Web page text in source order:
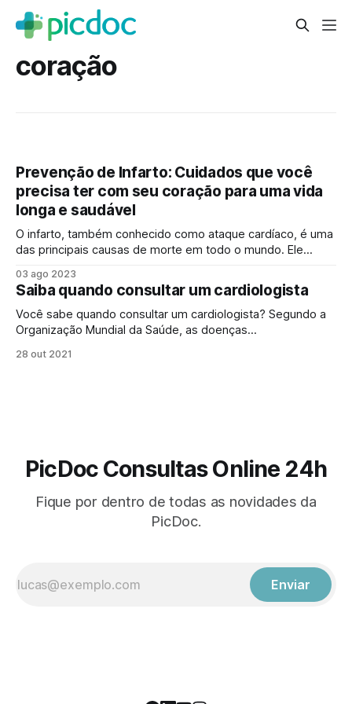
coração
Prevenção de Infarto: Cuidados que você
precisa ter com seu coração para uma vida
longa e saudável
O infarto, também conhecido como ataque cardíaco, é uma
das principais causas de morte em todo o mundo. Ele
do coração fica obstruída, interrompendo o fluxo sanguíneo
e causando danos ao tecido cardíaco. O infarto é uma
condição séria e muitas
03 ago 2023
Saiba quando consultar um cardiologista
Você sabe quando consultar um cardiologista? Segundo a
Organização Mundial da Saúde, as doenças
mundo, correspondendo a 31% dos óbitos. No entanto, a
28 out 2021
PicDoc Consultas Online 24h
Fique por dentro de todas as novidades da
PicDoc.
Enviar